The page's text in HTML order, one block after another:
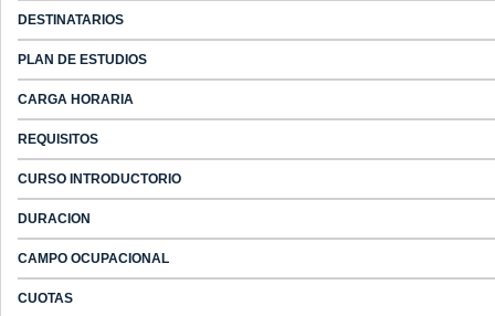
DESTINATARIOS
PLAN DE ESTUDIOS
CARGA HORARIA
REQUISITOS
CURSO INTRODUCTORIO
DURACION
CAMPO OCUPACIONAL
CUOTAS